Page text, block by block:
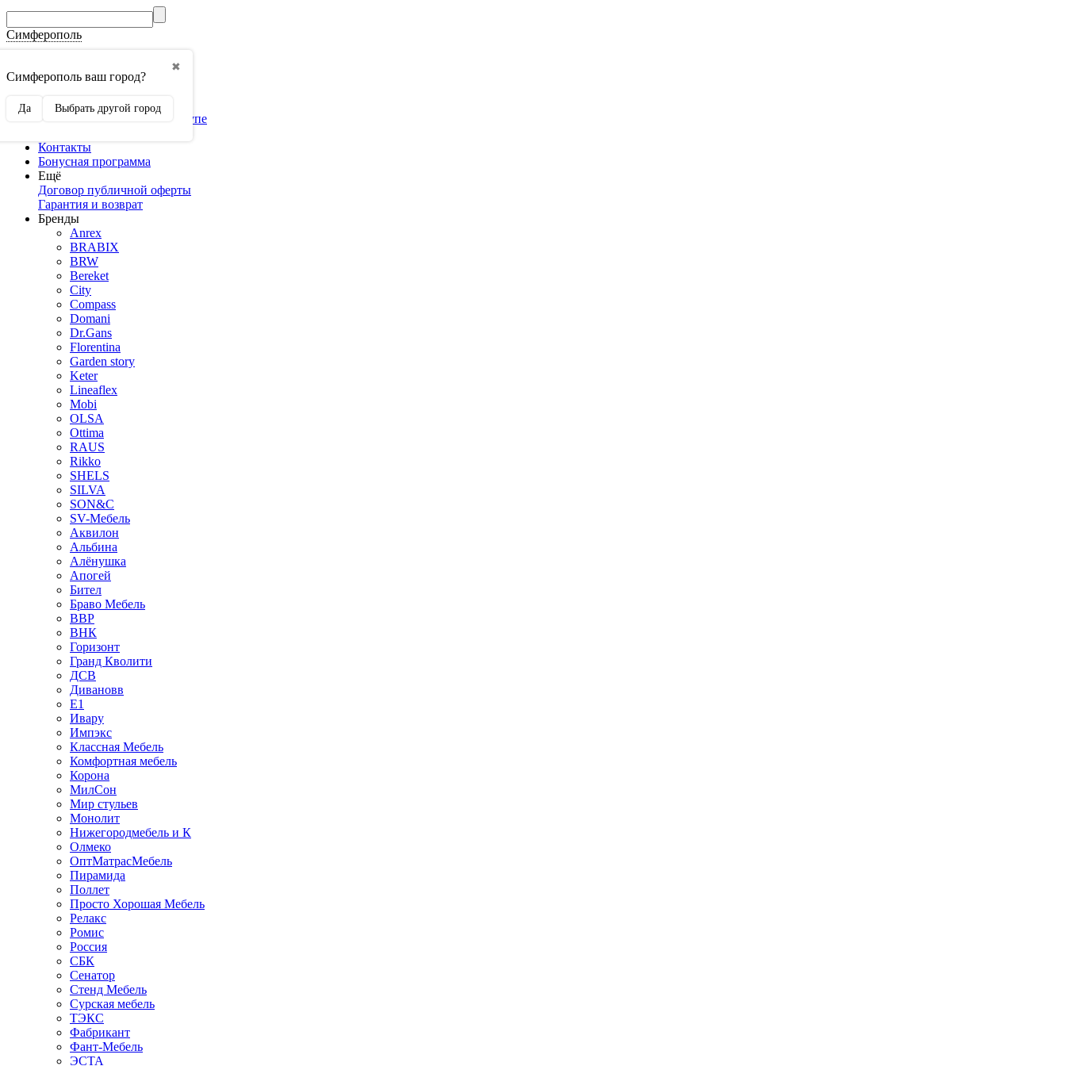
Симферополь
✖
Симферополь ваш город?
Да Выбрать другой город
Мебель оптом
Конструктор кухни
Конструктор шкафа-купе
Контакты
Бонусная программа
Ещё
Договор публичной оферты
Гарантия и возврат
Бренды
Anrex
BRABIX
BRW
Bereket
City
Compass
Domani
Dr.Gans
Florentina
Garden story
Keter
Lineaflex
Mobi
OLSA
Ottima
RAUS
Rikko
SHELS
SILVA
SON&C
SV-Мебель
Аквилон
Альбина
Алёнушка
Апогей
Бител
Браво Мебель
ВВР
ВНК
Горизонт
Гранд Кволити
ДСВ
Дивановв
Е1
Ивару
Импэкс
Классная Мебель
Комфортная мебель
Корона
МилСон
Мир стульев
Монолит
Нижегородмебель и К
Олмеко
ОптМатрасМебель
Пирамида
Поллет
Просто Хорошая Мебель
Релакс
Ромис
Россия
СБК
Сенатор
Стенд Мебель
Сурская мебель
ТЭКС
Фабрикант
Фант-Мебель
ЭСТА